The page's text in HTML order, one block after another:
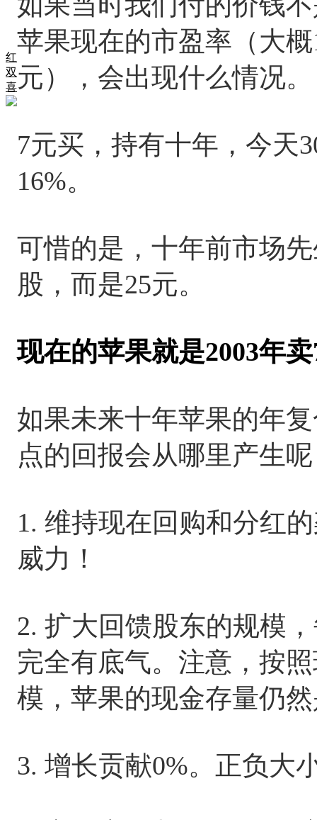
红
双
喜
苹果现在的市盈率（大
元），会出现什么情况。
7元买，持有十年，今天
16%。
可惜的是，十年前市场
股，而是25元。
现在的苹果就是2003年
如果未来十年苹果的年
点的回报会从哪里产生
1. 维持现在回购和分红
威力！
2. 扩大回馈股东的规模
完全有底气。注意，按
模，苹果的现金存量仍
3. 增长贡献0%。正负大